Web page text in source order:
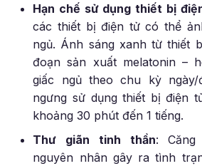
Hạn chế sử dụng thiết bị
các thiết bị điện tử có thể
ngủ. Ánh sáng xanh từ thiết
đoạn sản xuất melatonin –
giấc ngủ theo chu kỳ
ngưng sử dụng thiết bị điện
khoảng 30 phút đến 1 tiếng.
Thư giãn tinh thần:
nguyên nhân gây ra tình